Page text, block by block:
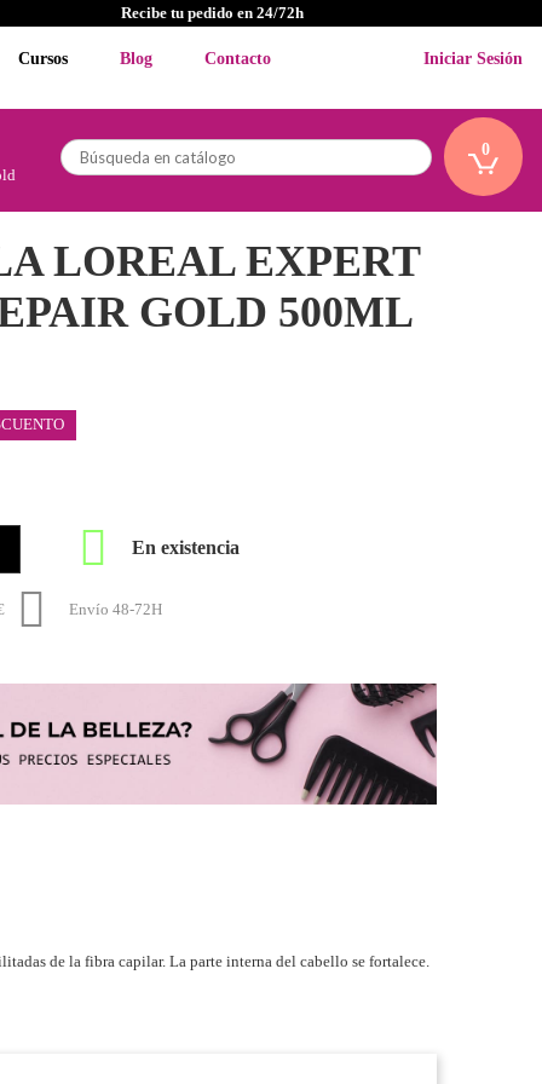
Recibe tu pedido en 24/72h
Cursos Blog Contacto Iniciar Sesión
0
LOREAL EXPERT
GOLD 500ML
 En existencia
 Envío 48-72H
de la fibra capilar. La parte interna del cabello se fortalece.